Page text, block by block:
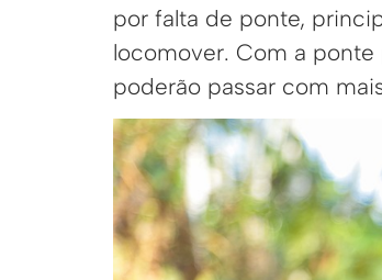
por falta de ponte,
locomover. Com a
poderão passar com